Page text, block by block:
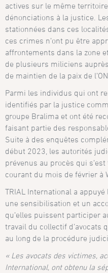
actives sur le même
dénonciations à la justice.
stationnées dans ces
ces crimes n’ont pu être
affrontements dans la zone
de plusieurs miliciens
de maintien de la paix de
Parmi les individus qui ont
identifiés par la justice
groupe Bralima et ont été
faisant partie des
Suite à des enquêtes
début 2023, les autorités
prévenus au procès qui
courant du mois de février à
TRIAL International a appuyé
une sensibilisation et un
qu’elles puissent participer
travail du collectif d’avocats
au long de la procédure
« Les avocats des victimes,
International, ont obtenu la